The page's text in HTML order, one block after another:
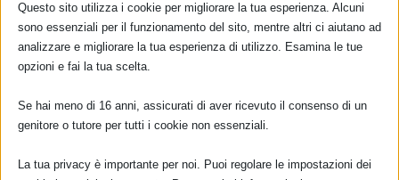
21 Settembre 2024
Questo sito utilizza i cookie per migliorare la tua esperienza. Alcuni
sono essenziali per il funzionamento del sito, mentre altri ci aiutano ad
analizzare e migliorare la tua esperienza di utilizzo. Esamina le tue
opzioni e fai la tua scelta.
Se hai meno di 16 anni, assicurati di aver ricevuto il consenso di un
genitore o tutore per tutti i cookie non essenziali.
La tua privacy è importante per noi. Puoi regolare le impostazioni dei